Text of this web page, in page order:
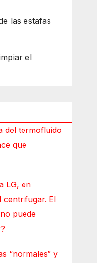
las estafas
el
del termofluído
que
LG, en
centrifugar. El
puede
“normales” y